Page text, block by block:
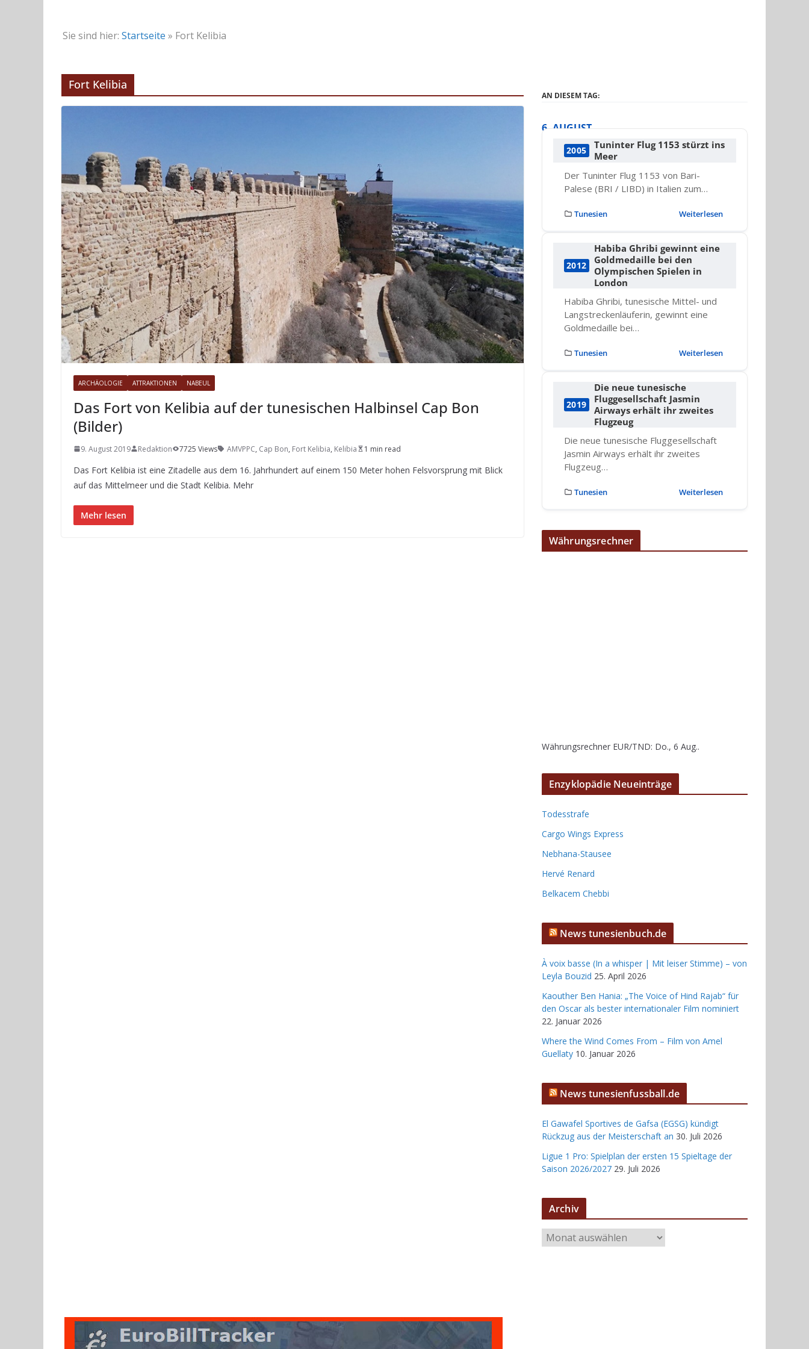
Sie sind hier: Startseite » Fort Kelibia
Fort Kelibia
ARCHÄOLOGIE ATTRAKTIONEN NABEUL
Das Fort von Kelibia auf der tunesischen Halbinsel Cap Bon
(Bilder)
9. August 2019 Redaktion 7725 Views AMVPPC, Cap Bon, Fort Kelibia, Kelibia 1 min read
Das Fort Kelibia ist eine Zitadelle aus dem 16. Jahrhundert auf einem 150 Meter hohen Felsvorsprung mit Blick
auf das Mittelmeer und die Stadt Kelibia. Mehr
Mehr lesen
AN DIESEM TAG:
6. AUGUST
2005
Tuninter Flug 1153 stürzt ins
Meer
Der Tuninter Flug 1153 von Bari-
Palese (BRI / LIBD) in Italien zum…
Tunesien Weiterlesen
2012
Habiba Ghribi gewinnt eine
Goldmedaille bei den
Olympischen Spielen in
London
Habiba Ghribi, tunesische Mittel- und
Langstreckenläuferin, gewinnt eine
Goldmedaille bei…
Tunesien Weiterlesen
2019
Die neue tunesische
Fluggesellschaft Jasmin
Airways erhält ihr zweites
Flugzeug
Die neue tunesische Fluggesellschaft
Jasmin Airways erhält ihr zweites
Flugzeug…
Tunesien Weiterlesen
Währungsrechner
Währungsrechner EUR/TND: Do., 6 Aug..
Enzyklopädie Neueinträge
Todesstrafe
Cargo Wings Express
Nebhana-Stausee
Hervé Renard
Belkacem Chebbi
News tunesienbuch.de
À voix basse (In a whisper | Mit leiser Stimme) – von
Leyla Bouzid 25. April 2026
Kaouther Ben Hania: „The Voice of Hind Rajab“ für
den Oscar als bester internationaler Film nominiert
22. Januar 2026
Where the Wind Comes From – Film von Amel
Guellaty 10. Januar 2026
News tunesienfussball.de
El Gawafel Sportives de Gafsa (EGSG) kündigt
Rückzug aus der Meisterschaft an 30. Juli 2026
Ligue 1 Pro: Spielplan der ersten 15 Spieltage der
Saison 2026/2027 29. Juli 2026
Archiv
r